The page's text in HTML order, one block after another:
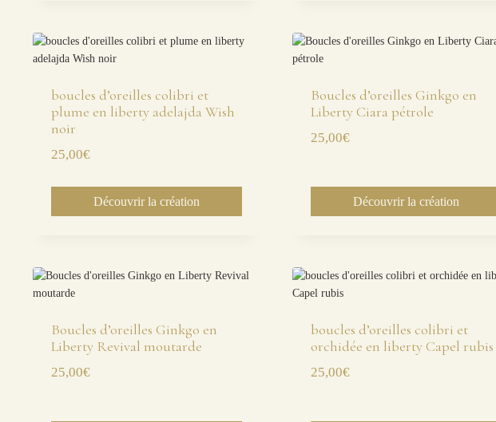
boucles d’oreilles colibri et
plume en liberty adelajda Wish
noir
25,00€
Découvrir la création
Boucles d’oreilles Ginkgo en
Liberty Ciara pétrole
25,00€
Découvrir la création
Boucles d’oreilles Ginkgo en
Liberty Revival moutarde
25,00€
boucles d’oreilles colibri et
orchidée en liberty Capel rubis
25,00€